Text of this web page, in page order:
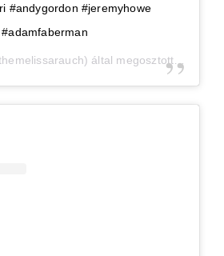
#andygordon #jeremyhowe
#adamfaberman
által megosztott bejegyzés,